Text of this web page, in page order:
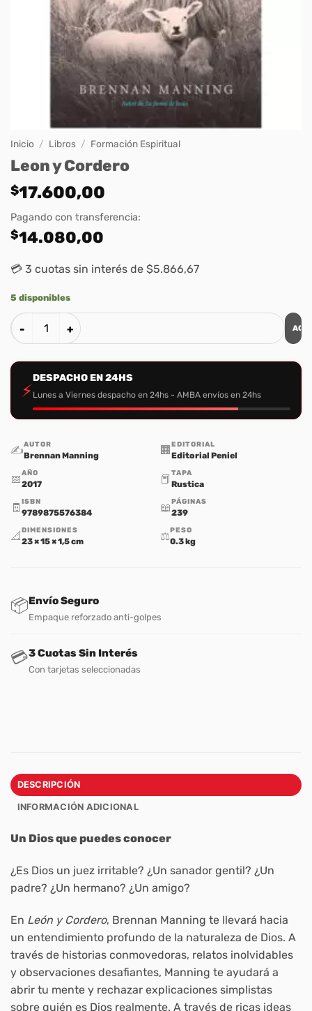
Inicio / Libros / Formación Espiritual
Leon y Cordero
$17.600,00
Pagando con transferencia:
$14.080,00
💳 3 cuotas sin interés de $5.866,67
5 disponibles
Leon y Cordero cantidad
⚡
DESPACHO EN 24HS
Lunes a Viernes despacho en 24hs - AMBA envíos en 24hs
✍️AUTOR
Brennan Manning 🏢 EDITORIAL
Editorial Peniel
📅AÑO
2017 📕 TAPA
Rustica
🧾 ISBN
9789875576384 📖PÁGINAS
239
📐 DIMENSIONES
23 × 15 × 1,5 cm ⚖️PESO
0.3 kg
📦Envío Seguro
Empaque reforzado anti-golpes
💳3 Cuotas Sin Interés
Con tarjetas seleccionadas
DESCRIPCIÓN
INFORMACIÓN ADICIONAL
Un Dios que puedes conocer
¿Es Dios un juez irritable? ¿Un sanador gentil? ¿Un
padre? ¿Un hermano? ¿Un amigo?
En León y Cordero, Brennan Manning te llevará hacia
un entendimiento profundo de la naturaleza de Dios. A
través de historias conmovedoras, relatos inolvidables
y observaciones desafiantes, Manning te ayudará a
abrir tu mente y rechazar explicaciones simplistas
sobre quién es Dios realmente. A través de ricas ideas